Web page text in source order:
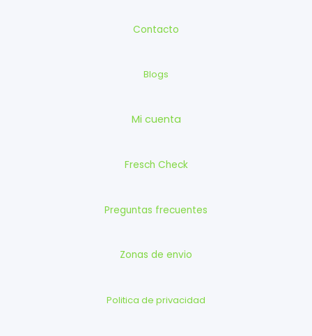
Contacto
Blogs
Mi cuenta
Fresch Check
Preguntas frecuentes
Zonas de envio
Politica de privacidad